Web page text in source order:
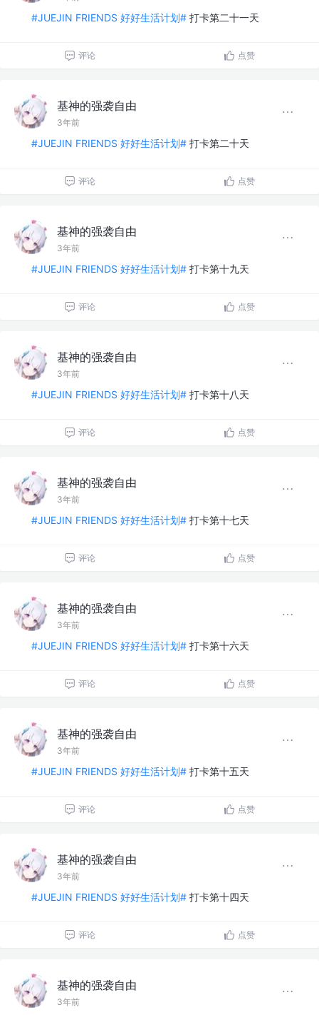
#JUEJIN FRIENDS 好好生活计划# 打卡第二十一天
评论 点赞
基神的强袭自由
3年前
#JUEJIN FRIENDS 好好生活计划# 打卡第二十天
评论 点赞
基神的强袭自由
3年前
#JUEJIN FRIENDS 好好生活计划# 打卡第十九天
评论 点赞
基神的强袭自由
3年前
#JUEJIN FRIENDS 好好生活计划# 打卡第十八天
评论 点赞
基神的强袭自由
3年前
#JUEJIN FRIENDS 好好生活计划# 打卡第十七天
评论 点赞
基神的强袭自由
3年前
#JUEJIN FRIENDS 好好生活计划# 打卡第十六天
评论 点赞
基神的强袭自由
3年前
#JUEJIN FRIENDS 好好生活计划# 打卡第十五天
评论 点赞
基神的强袭自由
3年前
#JUEJIN FRIENDS 好好生活计划# 打卡第十四天
评论 点赞
基神的强袭自由
3年前